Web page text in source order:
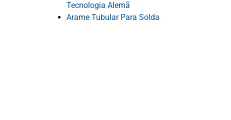
Tecnologia Alemã
Arame Tubular Para Solda